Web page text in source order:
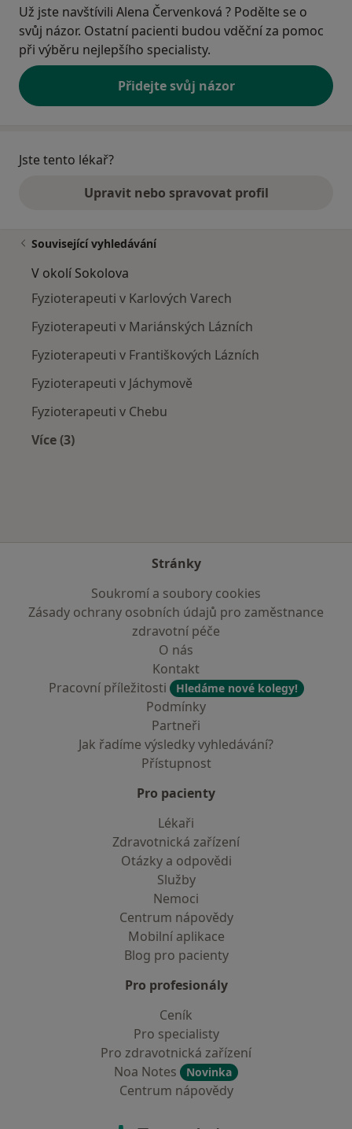
Už jste navštívili Alena Červenková ? Podělte se o
svůj názor. Ostatní pacienti budou vděční za pomoc
při výběru nejlepšího specialisty.
Přidejte svůj názor
Jste tento lékař?
Upravit nebo spravovat profil
Související vyhledávání
V okolí Sokolova
Fyzioterapeuti v Karlových Varech
Fyzioterapeuti v Mariánských Lázních
Fyzioterapeuti v Františkových Lázních
Fyzioterapeuti v Jáchymově
Fyzioterapeuti v Chebu
Více (3)
Stránky
Soukromí a soubory cookies
Zásady ochrany osobních údajů pro zaměstnance
zdravotní péče
O nás
Kontakt
Pracovní příležitosti
Hledáme nové kolegy!
Podmínky
Partneři
Jak řadíme výsledky vyhledávání?
Přístupnost
Pro pacienty
Lékaři
Zdravotnická zařízení
Otázky a odpovědi
Služby
Nemoci
Centrum nápovědy
Mobilní aplikace
Blog pro pacienty
Pro profesionály
Ceník
Pro specialisty
Pro zdravotnická zařízení
Noa Notes
Novinka
Centrum nápovědy